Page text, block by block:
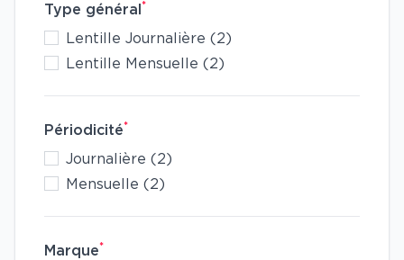
Type général*
Lentille Journalière (2)
Lentille Mensuelle (2)
Périodicité*
Journalière (2)
Mensuelle (2)
Marque*